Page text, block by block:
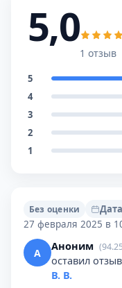
5,0
1 отзыв
5
4
3
2
1
Без оценки
27 февраля 2025 в
А Аноним
оставил
В. В.